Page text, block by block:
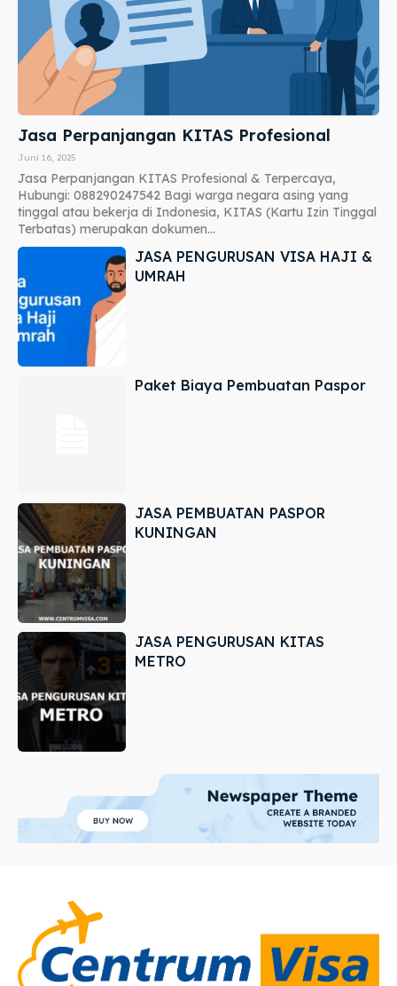
Jasa Perpanjangan KITAS Profesional
Juni 16, 2025
Jasa Perpanjangan KITAS Profesional & Terpercaya,
Hubungi: 088290247542 Bagi warga negara asing yang
tinggal atau bekerja di Indonesia, KITAS (Kartu Izin Tinggal
Terbatas) merupakan dokumen...
JASA PENGURUSAN VISA HAJI &
UMRAH
Paket Biaya Pembuatan Paspor
JASA PEMBUATAN PASPOR
KUNINGAN
JASA PENGURUSAN KITAS
METRO